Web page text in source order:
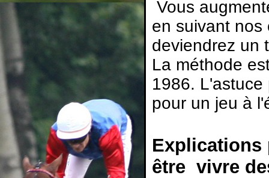
Vous
en suivant nos
deviendrez un
La méthode
1986.
pour un jeu à
Explications
être vivre